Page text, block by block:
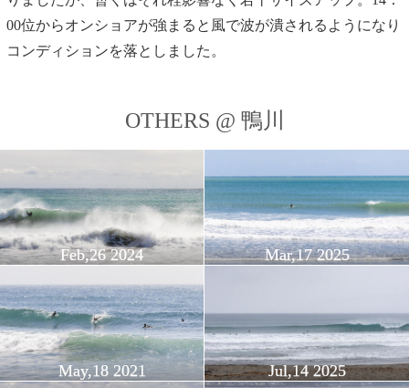
00位からオンショアが強まると風で波が潰されるようになり
コンディションを落としました。
OTHERS @ 鴨川
Feb,26 2024 Mar,17 2025
May,18 2021 Jul,14 2025